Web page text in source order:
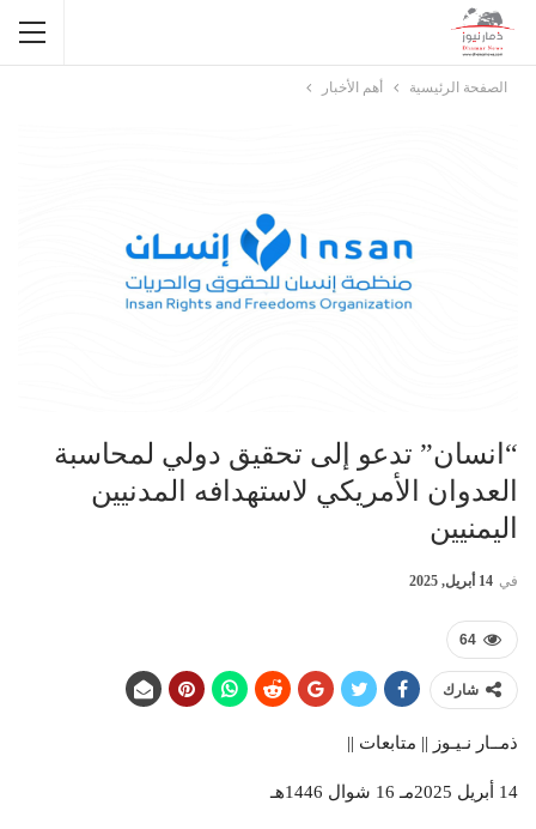
الصفحة الرئيسية أهم الأخبار
“انسان” تدعو إلى تحقيق دولي لمحاسبة
العدوان الأمريكي لاستهدافه المدنيين
اليمنيين
في 14 أبريل, 2025
64
شارك
ذمــار نـيـوز || متابعات ||
14 أبريل 2025مـ 16 شوال 1446هـ